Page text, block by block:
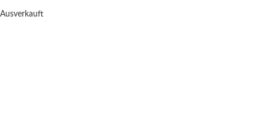
Ausverkauft